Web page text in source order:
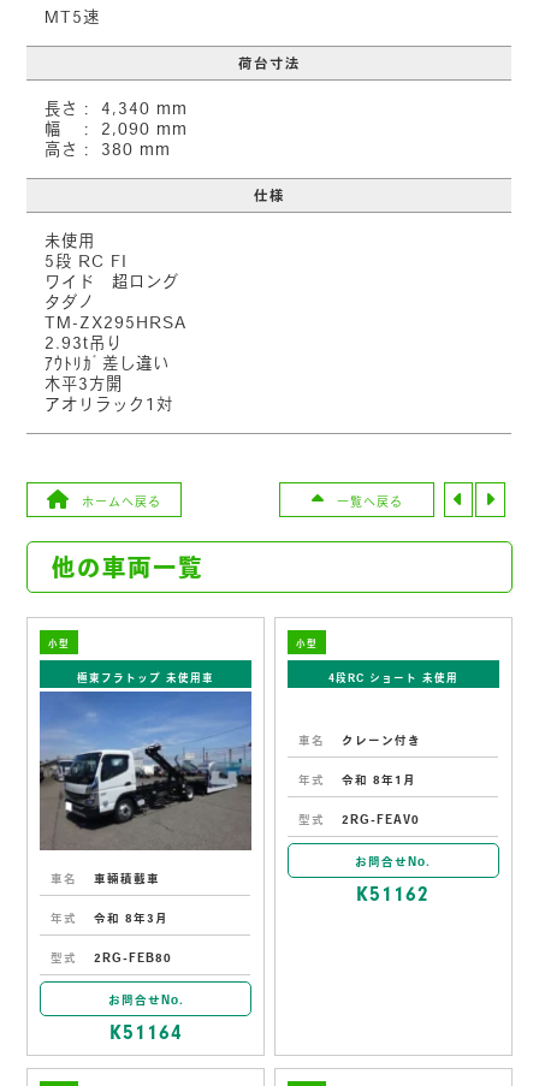
MT5速
荷台寸法
長さ： 4,340 mm
幅 ： 2,090 mm
高さ： 380 mm
仕様
未使用
5段 RC FI
ワイド 超ロング
タダノ
TM-ZX295HRSA
2.93t吊り
ｱｳﾄﾘｶﾞ差し違い
木平3方開
アオリラック1対
ホームへ戻る 一覧へ戻る
他の車両一覧
小型
極東フラトップ 未使用車
車名 車輛積載車
年式 令和 8年3月
型式 2RG-FEB80
お問合せNo.
K51164
小型
4段RC ショート 未使用
車名 クレーン付き
年式 令和 8年1月
型式 2RG-FEAV0
お問合せNo.
K51162